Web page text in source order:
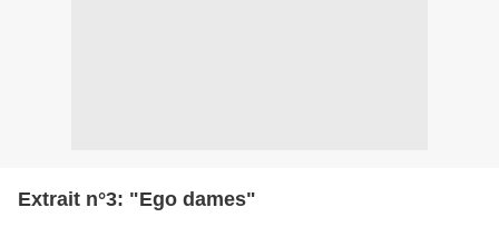
Extrait n°3: "Ego dames"